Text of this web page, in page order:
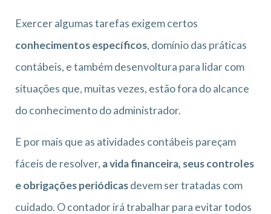
Exercer algumas tarefas exigem certos
conhecimentos específicos, domínio das práticas
contábeis, e também desenvoltura para lidar com
situações que, muitas vezes, estão fora do alcance
do conhecimento do administrador.
E por mais que as atividades contábeis pareçam
fáceis de resolver, a vida financeira, seus controles
e obrigações periódicasdevem ser tratadas com
cuidado. O contador irá trabalhar para evitar todos